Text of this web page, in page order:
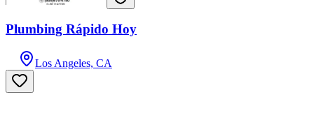
Plumbing Rápido Hoy
Los Angeles, CA